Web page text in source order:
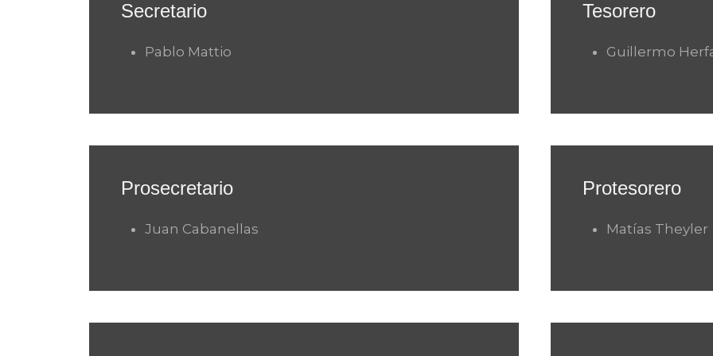
Secretario
Pablo Mattio
Tesorero
Guillermo
Prosecretario
Juan Cabanellas
Protesorero
Matías Theyler